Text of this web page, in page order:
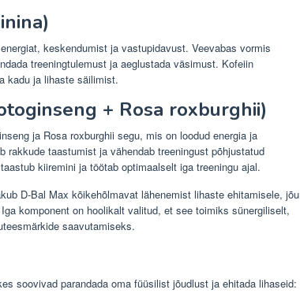
keskendumist ja vastupidavust. Veevabas vormis
treeningtulemust ja aeglustada väsimust. Kofeiin
kadu ja lihaste säilimist.
+ Rosa roxburghii)
ja Rosa roxburghii segu, mis on loodud energia ja
rakkude taastumist ja vähendab treeningust põhjustatud
kiiremini ja töötab optimaalselt iga treeningu ajal.
D-Bal Max kõikehõlmavat lähenemist lihaste ehitamisele, jõu
komponent on hoolikalt valitud, et see toimiks sünergiliselt,
saavutamiseks.
soovivad parandada oma füüsilist jõudlust ja ehitada lihaseid: